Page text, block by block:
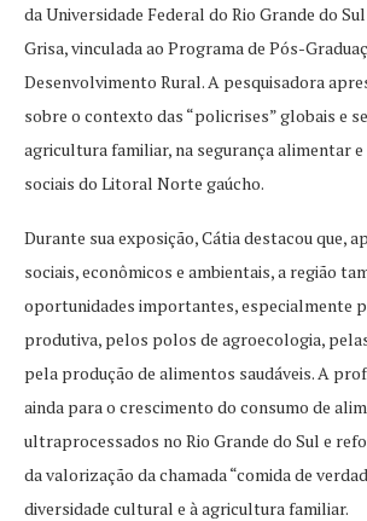
da Universidade Federal do Rio Grande do
Grisa, vinculada ao Programa de Pós-
Desenvolvimento Rural. A pesquisadora
sobre o contexto das “policrises” globais e
agricultura familiar, na segurança alimentar e
sociais do Litoral Norte gaúcho.
Durante sua exposição, Cátia destacou que,
sociais, econômicos e ambientais, a região
oportunidades importantes, especialmente
produtiva, pelos polos de agroecologia,
pela produção de alimentos saudáveis. A
ainda para o crescimento do consumo de
ultraprocessados no Rio Grande do Sul e
da valorização da chamada “comida de
diversidade cultural e à agricultura familiar.